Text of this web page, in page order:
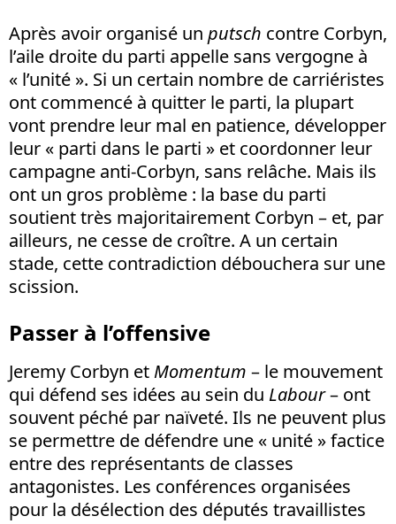
Après avoir organisé un putsch contre Corbyn,
l’aile droite du parti appelle sans vergogne à
« l’unité ». Si un certain nombre de carriéristes
ont commencé à quitter le parti, la plupart
vont prendre leur mal en patience, développer
leur « parti dans le parti » et coordonner leur
campagne anti-Corbyn, sans relâche. Mais ils
ont un gros problème : la base du parti
soutient très majoritairement Corbyn – et, par
ailleurs, ne cesse de croître. A un certain
stade, cette contradiction débouchera sur une
scission.
Passer à l’offensive
Jeremy Corbyn etMomentum – le mouvement
qui défend ses idées au sein du Labour– ont
souvent péché par naïveté. Ils ne peuvent plus
se permettre de défendre une « unité » factice
entre des représentants de classes
antagonistes. Les conférences organisées
pour la désélection des députés travaillistes